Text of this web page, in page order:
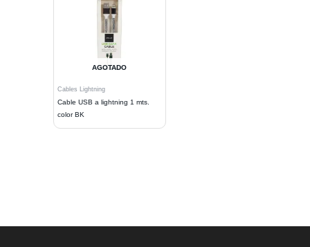
AGOTADO
Cables Lightning
Cable USB a lightning 1 mts.
color BK